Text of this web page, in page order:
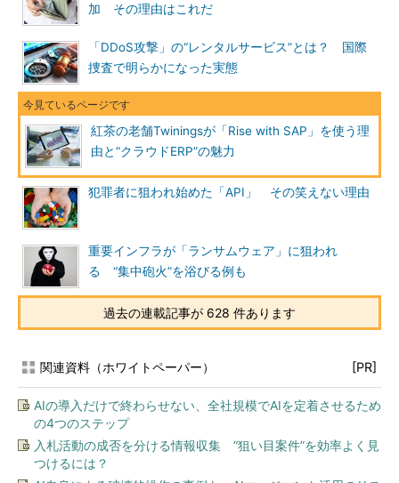
加 その理由はこれだ
「DDoS攻撃」の“レンタルサービス”とは？ 国際
捜査で明らかになった実態
紅茶の老舗Twiningsが「Rise with SAP」を使う理
由と“クラウドERP”の魅力
犯罪者に狙われ始めた「API」 その笑えない理由
重要インフラが「ランサムウェア」に狙われ
る “集中砲火”を浴びる例も
過去の連載記事が 628 件あります
関連資料（ホワイトペーパー） [PR]
AIの導入だけで終わらせない、全社規模でAIを定着させるため
の4つのステップ
入札活動の成否を分ける情報収集 “狙い目案件”を効率よく見
つけるには？